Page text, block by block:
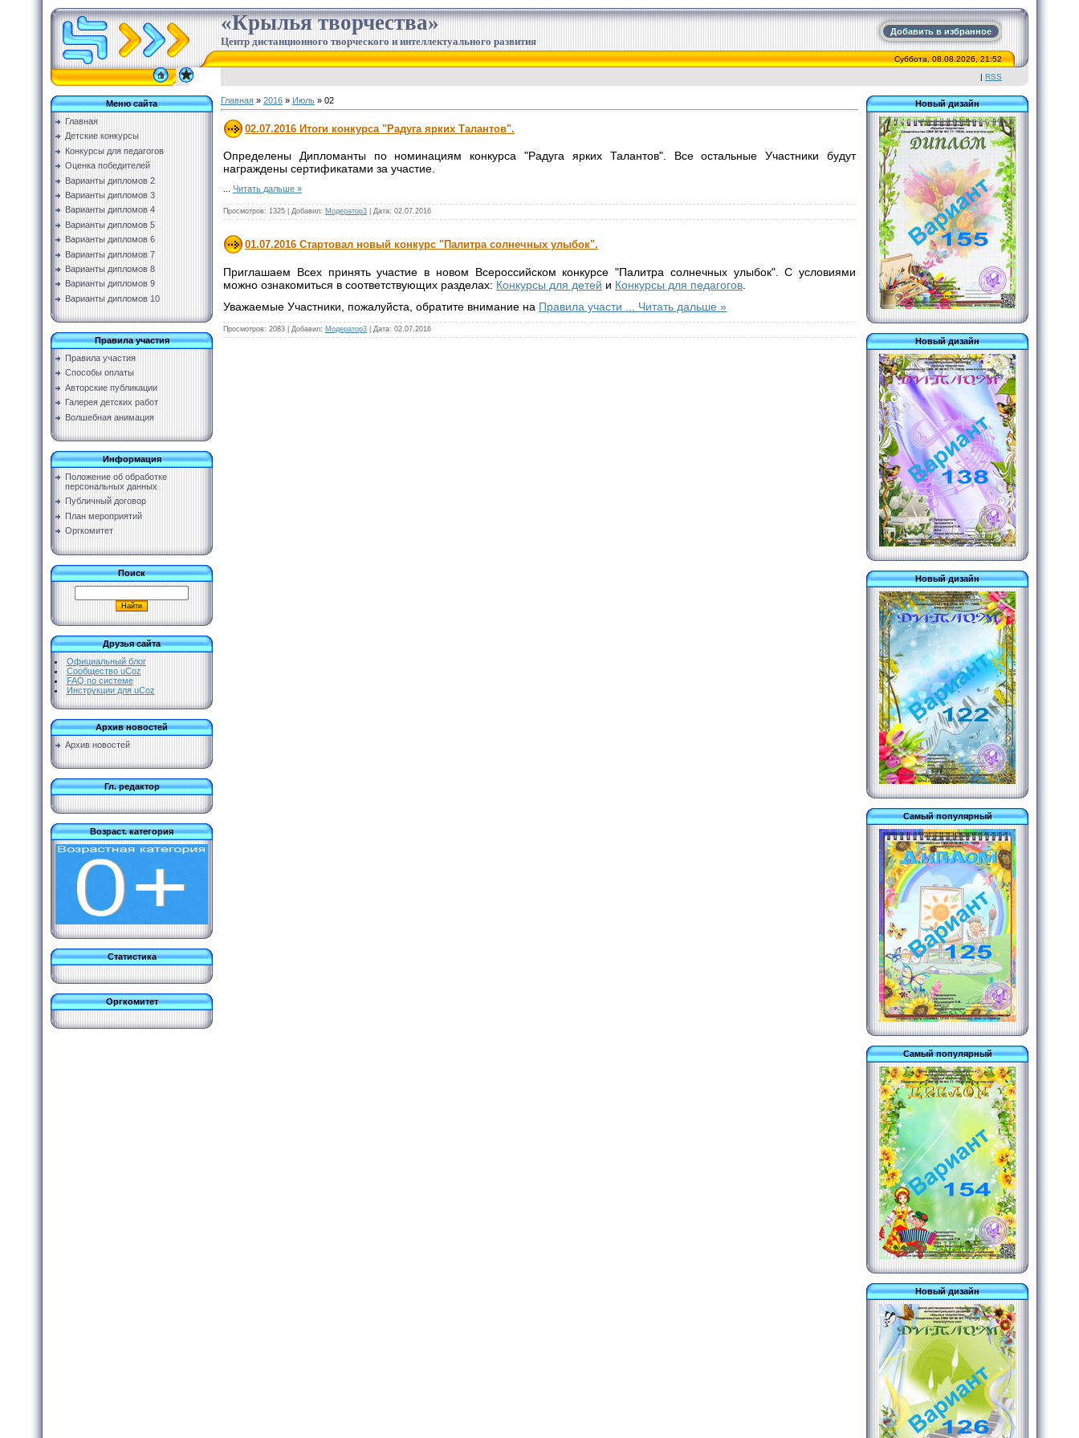
Добавить в избранное
«Крылья творчества»
Центр дистанционного творческого и интеллектуального развития
Суббота, 08.08.2026, 21:52
| RSS
Меню сайта
Главная
Детские конкурсы
Конкурсы для педагогов
Оценка победителей
Варианты дипломов 2
Варианты дипломов 3
Варианты дипломов 4
Варианты дипломов 5
Варианты дипломов 6
Варианты дипломов 7
Варианты дипломов 8
Варианты дипломов 9
Варианты дипломов 10
Правила участия
Правила участия
Способы оплаты
Авторские публикации
Галерея детских работ
Волшебная анимация
Информация
Положение об обработке
персональных данных
Публичный договор
План мероприятий
Оргкомитет
Поиск
Друзья сайта
Официальный блог
Сообщество uCoz
FAQ по системе
Инструкции для uCoz
Архив новостей
Архив новостей
Гл. редактор
Возраст. категория
Статистика
Оргкомитет
Главная » 2016 » Июль » 02
02.07.2016 Итоги конкурса "Радуга ярких Талантов".
Определены Дипломанты по номинациям конкурса "Радуга ярких Талантов". Все остальные Участники будут
награждены сертификатами за участие.
Читать дальше »
Просмотров: 1325 Добавил: Модератор3 Дата: 02.07.2016
01.07.2016 Стартовал новый конкурс "Палитра солнечных улыбок".
Приглашаем Всех принять участие в новом Всероссийском конкурсе "Палитра солнечных улыбок". С условиями
можно ознакомиться в соответствующих разделах: Конкурсы для детей и Конкурсы для педагогов
Уважаемые Участники, пожалуйста, обратите внимание на Правила участи Читать дальше »
Просмотров: 2083 Добавил: Модератор3 Дата: 02.07.2016
Новый дизайн
Новый дизайн
Новый дизайн
Самый популярный
Самый популярный
Новый дизайн